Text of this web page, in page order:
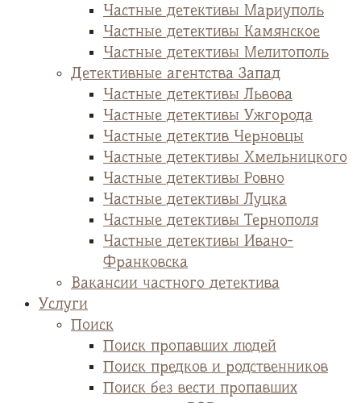
Частные детективы Мариуполь
Частные детективы Камянское
Частные детективы Мелитополь
Детективные агентства Запад
Частные детективы Львова
Частные детективы Ужгорода
Частные детектив Черновцы
Частные детективы Хмельницкого
Частные детективы Ровно
Частные детективы Луцка
Частные детективы Тернополя
Частные детективы Ивано-
Франковска
Вакансии частного детектива
Услуги
Поиск
Поиск пропавших людей
Поиск предков и родственников
Поиск без вести пропавших